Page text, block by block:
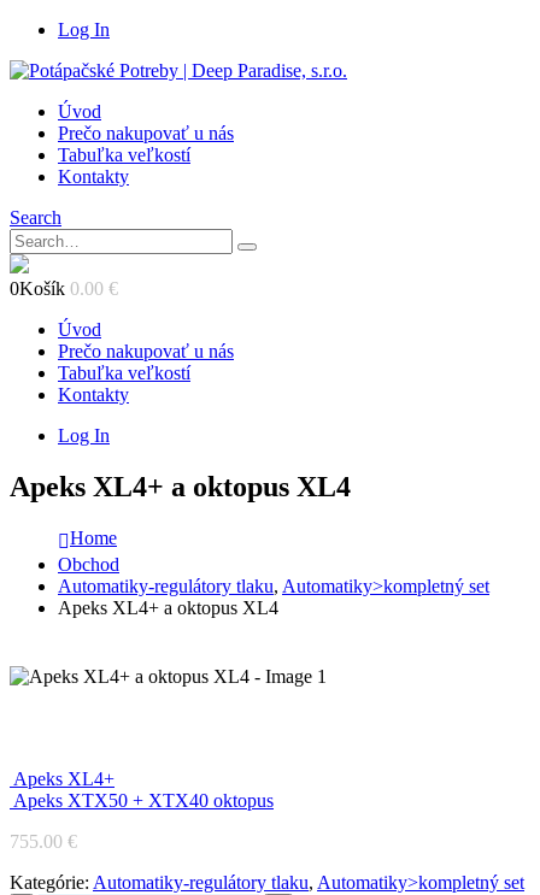
Log In
Úvod
Prečo nakupovať u nás
Tabuľka veľkostí
Kontakty
Search
0Košík 0.00 €
Úvod
Prečo nakupovať u nás
Tabuľka veľkostí
Kontakty
Log In
Apeks XL4+ a oktopus XL4
Home
Obchod
Automatiky-regulátory tlaku, Automatiky>kompletný set
Apeks XL4+ a oktopus XL4
Apeks XL4+
Apeks XTX50 + XTX40 oktopus
755.00 €
Kategórie: Automatiky-regulátory tlaku, Automatiky>kompletný set